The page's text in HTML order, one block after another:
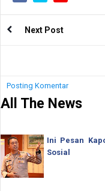
Next Post
Posting Komentar
All The News
Ini Pesan
Sosial